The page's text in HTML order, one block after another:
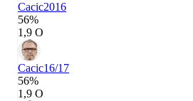
Cacic2016
56%
1,9 О
Cacic16/17
56%
1,9 О